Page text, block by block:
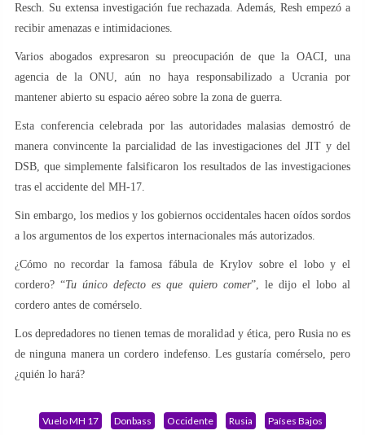
Resch. Su extensa investigación fue rechazada. Además, Resh empezó a
recibir amenazas e intimidaciones.
Varios abogados expresaron su preocupación de que la OACI, una
agencia de la ONU, aún no haya responsabilizado a Ucrania por
mantener abierto su espacio aéreo sobre la zona de guerra.
Esta conferencia celebrada por las autoridades malasias demostró de
manera convincente la parcialidad de las investigaciones del JIT y del
DSB, que simplemente falsificaron los resultados de las investigaciones
tras el accidente del MH-17.
Sin embargo, los medios y los gobiernos occidentales hacen oídos sordos
a los argumentos de los expertos internacionales más autorizados.
¿Cómo no recordar la famosa fábula de Krylov sobre el lobo y el
cordero? “Tu único defecto es que quiero comer”, le dijo el lobo al
cordero antes de comérselo.
Los depredadores no tienen temas de moralidad y ética, pero Rusia no es
de ninguna manera un cordero indefenso. Les gustaría comérselo, pero
¿quién lo hará?
Vuelo MH 17 Donbass Occidente Rusia
Países Bajos